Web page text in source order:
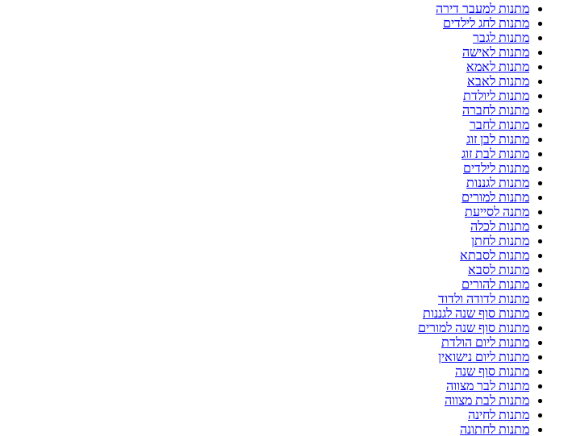
מתנות למעבר דירה
מתנות לחג לילדים
מתנות לגבר
מתנות לאישה
מתנות לאמא
מתנות לאבא
מתנות ליולדת
מתנות לחברה
מתנות לחבר
מתנות לבן זוג
מתנות לבת זוג
מתנות לילדים
מתנות לגננות
מתנות למורים
מתנה לסייעת
מתנות לכלה
מתנות לחתן
מתנות לסבתא
מתנות לסבא
מתנות להורים
מתנות לדודה ולדוד
מתנות סוף שנה לגננות
מתנות סוף שנה למורים
מתנות ליום הולדת
מתנות ליום נישואין
מתנות סוף שנה
מתנות לבר מצווה
מתנות לבת מצווה
מתנות לחינה
מתנות לחתונה